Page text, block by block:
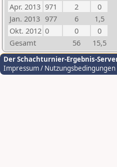
Apr. 2013 971 2
0
Jan. 2013 977 6
1,5
Okt. 2012 0 0
0
Gesamt
56 15,5
Der Schachturnier-Ergebnis-
Impressum / Nutzungsbedingungen